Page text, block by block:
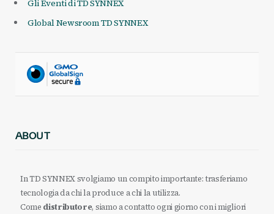
Gli Eventi di TD SYNNEX
Global Newsroom TD SYNNEX
ABOUT
In TD SYNNEX svolgiamo un compito importante: trasferiamo
tecnologia da chi la produce a chi la utilizza.
Come distributore, siamo a contatto ogni giorno con i migliori